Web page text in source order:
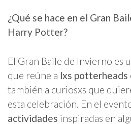
¿Qué se hace en el Gran
Harry Potter?
El Gran Baile de Invierno es
que reúne a lxs potterheads
también a curiosxs que
esta celebración. En el
actividades inspiradas en